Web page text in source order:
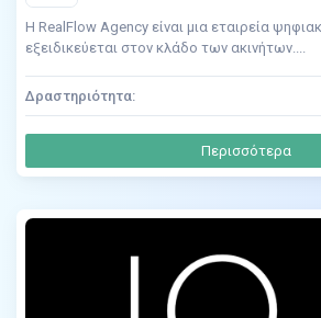
Η RealFlow Agency είναι μια εταιρεία
εξειδικεύεται στον κλάδο των ακινήτων....
Δραστηριότητα:
Περισσότερα